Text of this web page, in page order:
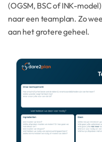
(OGSM, BSC of INK-
naar een teamplan. Zo
aan het grotere geheel.